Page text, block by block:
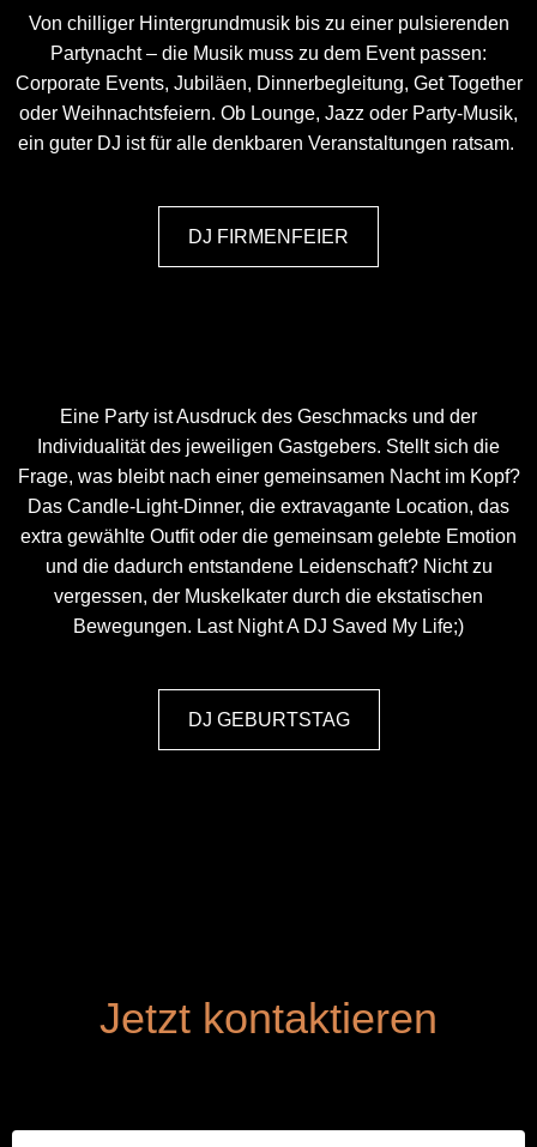
Von chilliger Hintergrundmusik bis zu einer pulsierenden
Partynacht – die Musik muss zu dem Event passen:
Corporate Events, Jubiläen, Dinnerbegleitung, Get Together
oder Weihnachtsfeiern. Ob Lounge, Jazz oder Party-Musik,
ein guter DJ ist für alle denkbaren Veranstaltungen ratsam.
DJ FIRMENFEIER
Eine Party ist Ausdruck des Geschmacks und der
Individualität des jeweiligen Gastgebers. Stellt sich die
Frage, was bleibt nach einer gemeinsamen Nacht im Kopf?
Das Candle-Light-Dinner, die extravagante Location, das
extra gewählte Outfit oder die gemeinsam gelebte Emotion
und die dadurch entstandene Leidenschaft? Nicht zu
vergessen, der Muskelkater durch die ekstatischen
Bewegungen. Last Night A DJ Saved My Life;)
DJ GEBURTSTAG
Jetzt kontaktieren